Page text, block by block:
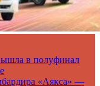
в полуфинал
«Аякса» —